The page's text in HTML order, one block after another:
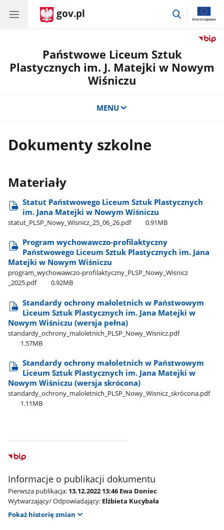
gov.pl
przejdź
Państwowe Liceum Sztuk
Plastycznych im. J. Matejki w Nowym
Wiśniczu
MENU
Dokumenty szkolne
Materiały
Statut Państwowego Liceum Sztuk Plastycznych
im. Jana Matejki w Nowym Wiśniczu
statut​_PLSP​_Nowy​_Wisnicz​_25​_06​_26.pdf 0.91MB
Program wychowawczo-profilaktyczny
Państwowego Liceum Sztuk Plastycznych im. Jana
Matejki w Nowym Wiśniczu
program​​_wychowawczo-profilaktyczny​​_PLSP​​_Nowy​​_Wisnicz​​
_2025.pdf
0.92MB
Standardy ochrony małoletnich w Państwowym
Liceum Sztuk Plastycznych im. Jana Matejki w
Nowym Wiśniczu (wersja pełna)
standardy​_ochrony​_maloletnich​_PLSP​_Nowy​_Wisnicz.pdf
1.57MB
Standardy ochrony małoletnich w Państwowym
Liceum Sztuk Plastycznych im. Jana Matejki w
Nowym Wiśniczu (wersja skrócona)
standardy​_ochrony​_maloletnich​_PLSP​_Nowy​_Wisnicz​_skrócona.pdf
1.11MB
Informacje o publikacji dokumentu
Pierwsza publikacja: 13.12.2022 13:46 Ewa Doniec
Wytwarzający/ Odpowiadający: Elżbieta Kucybała
Pokaż historię zmian